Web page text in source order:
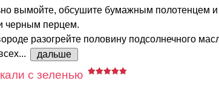
вымойте, обсушите бумажным полотенцем и
черным перцем.
разогрейте половину подсолнечного
дальше
с зеленью